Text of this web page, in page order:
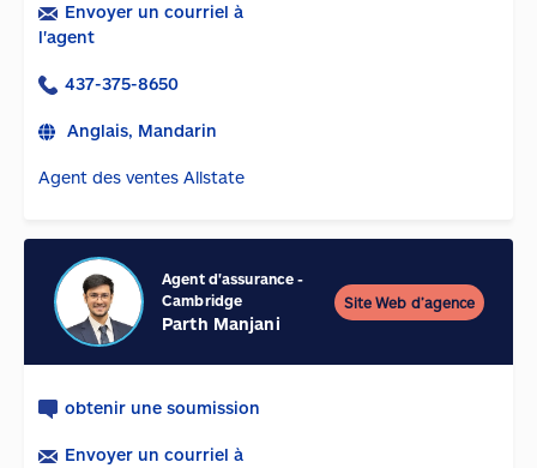
Envoyer un courriel à
l'agent
437-375-8650
Anglais, Mandarin
Agent des ventes Allstate
Agent d'assurance -
Cambridge
Parth Manjani
Site Web d’agence
obtenir une soumission
Envoyer un courriel à